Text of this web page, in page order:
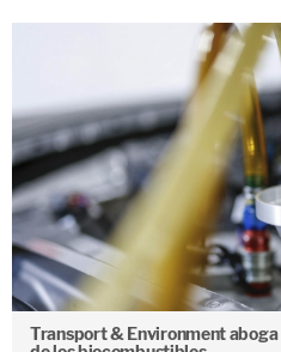
Transport & Environment